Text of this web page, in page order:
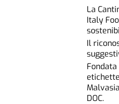
La
Italy
Il
DOC.